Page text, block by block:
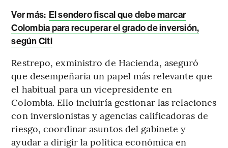
Ver más: El sendero fiscal que debe marcar
Colombia para recuperar el grado de inversión,
según Citi
Restrepo, exministro de Hacienda, aseguró
que desempeñaría un papel más relevante que
el habitual para un vicepresidente en
Colombia. Ello incluiría gestionar las relaciones
con inversionistas y agencias calificadoras de
riesgo, coordinar asuntos del gabinete y
ayudar a dirigir la política económica en